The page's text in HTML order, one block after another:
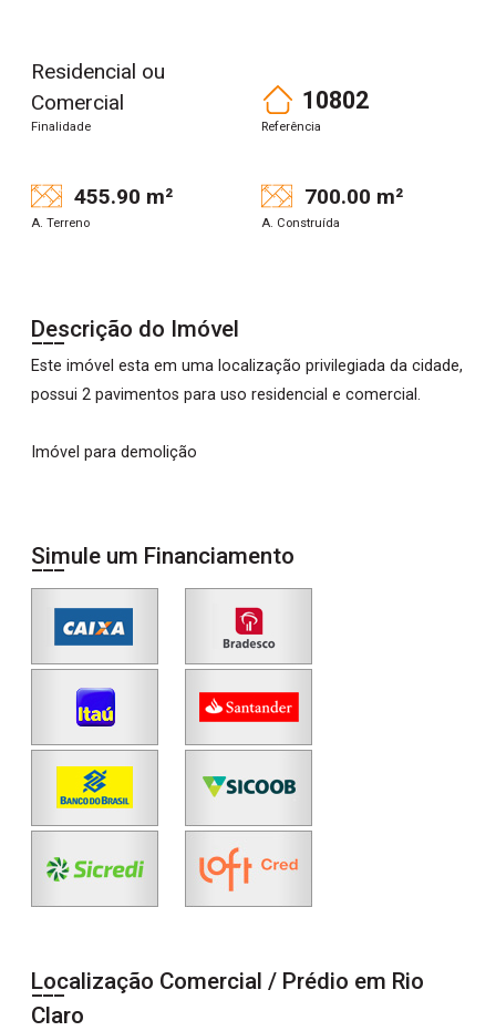
Residencial ou
Comercial
Finalidade
10802
Referência
455.90 m²
A. Terreno
700.00 m²
A. Construída
Descrição do Imóvel
Este imóvel esta em uma localização privilegiada da cidade,
possui 2 pavimentos para uso residencial e comercial.
Imóvel para demolição
Simule um Financiamento
Localização Comercial / Prédio em Rio
Claro